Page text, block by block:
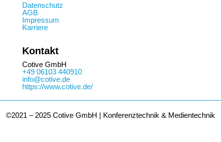
Datenschutz
AGB
Impressum
Karriere
Kontakt
Cotive GmbH
+49 06103 440910
info@cotive.de
https://www.cotive.de/
©2021 – 2025 Cotive GmbH | Konferenztechnik & Medientechnik